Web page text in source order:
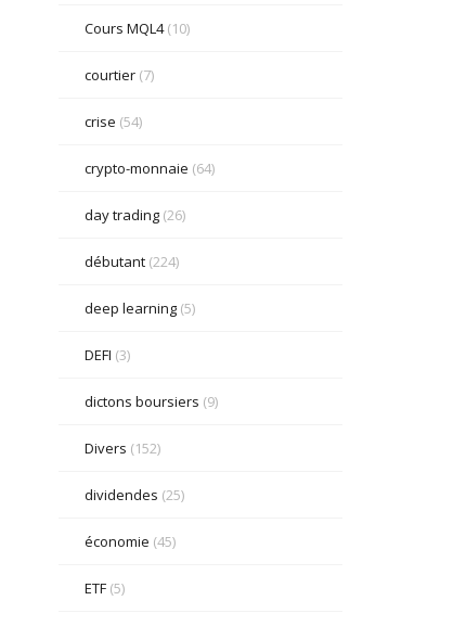
Cours MQL4(10)
courtier(7)
crise (54)
crypto-monnaie (64)
day trading(26)
débutant(224)
deep learning(5)
DEFI (3)
dictons boursiers (9)
Divers (152)
dividendes (25)
économie (45)
ETF(5)